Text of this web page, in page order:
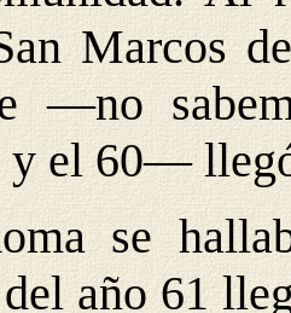
Marcos
—no
y el 60—
se
año 61